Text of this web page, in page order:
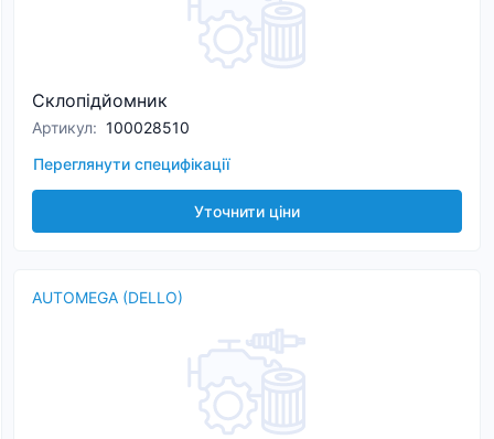
Склопідйомник
Артикул: 100028510
Переглянути специфікації
Уточнити ціни
AUTOMEGA (DELLO)